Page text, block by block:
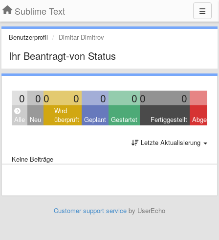
Sublime Text
Benutzerprofil Dimitar Dimitrov
Ihr Beantragt-von Status
0 0 0 0 0 0 0 0
Alle Neu
Wird
überprüft Geplant Gestartet Fertiggestellt
Letzte Aktualisierung
Keine Beiträge
Customer support service by UserEcho